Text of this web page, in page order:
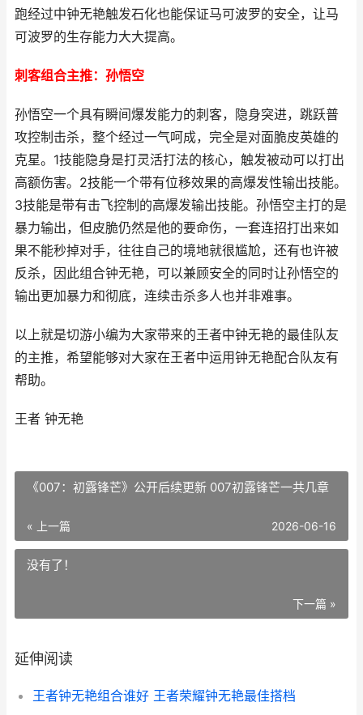
跑经过中钟无艳触发石化也能保证马可波罗的安全，让马
可波罗的生存能力大大提高。
刺客组合主推：孙悟空
孙悟空一个具有瞬间爆发能力的刺客，隐身突进，跳跃普
攻控制击杀，整个经过一气呵成，完全是对面脆皮英雄的
克星。1技能隐身是打灵活打法的核心，触发被动可以打出
高额伤害。2技能一个带有位移效果的高爆发性输出技能。
3技能是带有击飞控制的高爆发输出技能。孙悟空主打的是
暴力输出，但皮脆仍然是他的要命伤，一套连招打出来如
果不能秒掉对手，往往自己的境地就很尴尬，还有也许被
反杀，因此组合钟无艳，可以兼顾安全的同时让孙悟空的
输出更加暴力和彻底，连续击杀多人也并非难事。
以上就是切游小编为大家带来的王者中钟无艳的最佳队友
的主推，希望能够对大家在王者中运用钟无艳配合队友有
帮助。
王者 钟无艳
《007：初露锋芒》公开后续更新 007初露锋芒一共几章
« 上一篇 2026-06-16
没有了！
下一篇 »
延伸阅读
王者钟无艳组合谁好 王者荣耀钟无艳最佳搭档